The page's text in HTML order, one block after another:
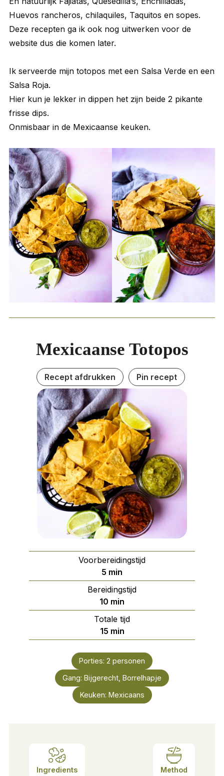
Huevos rancheros, chilaquiles, Taquitos en sopes.
Deze recepten ga ik ook nog uitwerken voor de
website dus die komen later.
Ik serveerde mijn totopos met een Salsa Verde en een
Salsa Roja.
Hier kun je lekker in dippen het zijn beide 2 pikante
frisse dips.
Onmisbaar in de Mexicaanse keuken.
Mexicaanse Totopos
Recept afdrukken Pin recept
Voorbereidingstijd
5 minuten
min
Bereidingstijd
10 minuten
min
Totale tijd
15minuten
min
Porties: 2 personen
Gang: Bijgerecht, Borrelhapje
Keuken: Mexicaans
Ingredients Method